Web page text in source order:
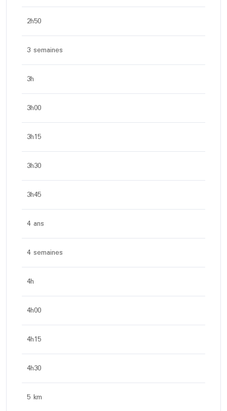
2h50
3 semaines
3h
3h00
3h15
3h30
3h45
4 ans
4 semaines
4h
4h00
4h15
4h30
5 km